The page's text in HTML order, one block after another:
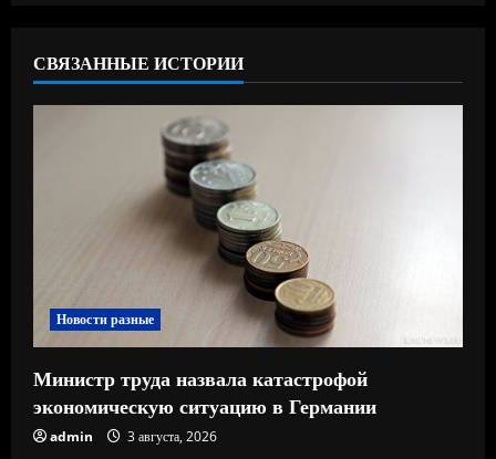
ь
ч
и
е
СВЯЗАННЫЕ ИСТОРИИ
Новости разные
Министр труда назвала катастрофой
экономическую ситуацию в Германии
admin 3 августа, 2026